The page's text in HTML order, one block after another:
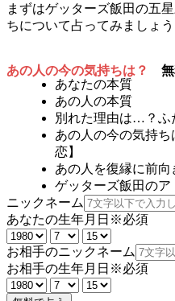
まずはゲッターズ飯田の五
ちについて占ってみましょう
あの人の今の気持ちは？
無
あなたの本質
あの人の本質
別れた理由は…？ふ
あの人の今の気持
恋】
あの人を復縁に前
ゲッターズ飯田のア
ニックネーム
あなたの生年月日 ※必須
お相手のニックネーム
お相手の生年月日 ※必須